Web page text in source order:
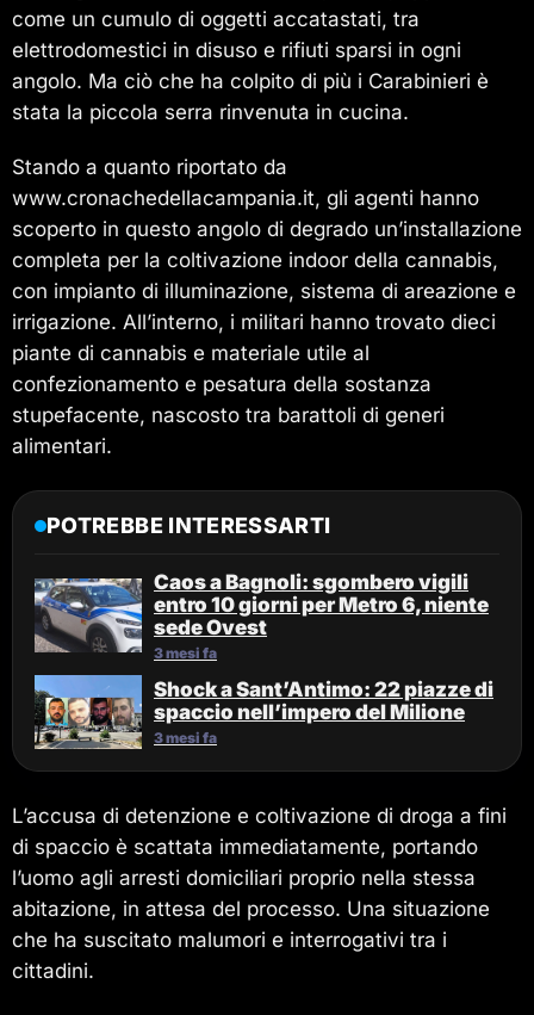
come un cumulo di oggetti accatastati, tra
elettrodomestici in disuso e rifiuti sparsi in ogni
angolo. Ma ciò che ha colpito di più i Carabinieri è
stata la piccola serra rinvenuta in cucina.
Stando a quanto riportato da
www.cronachedellacampania.it, gli agenti hanno
scoperto in questo angolo di degrado un’installazione
completa per la coltivazione indoor della cannabis,
con impianto di illuminazione, sistema di areazione e
irrigazione. All’interno, i militari hanno trovato dieci
piante di cannabis e materiale utile al
confezionamento e pesatura della sostanza
stupefacente, nascosto tra barattoli di generi
alimentari.
POTREBBE INTERESSARTI
Caos a Bagnoli: sgombero vigili
entro 10 giorni per Metro 6, niente
sede Ovest
3 mesi fa
Shock a Sant’Antimo: 22 piazze di
spaccio nell’impero del Milione
3 mesi fa
L’accusa di detenzione e coltivazione di droga a fini
di spaccio è scattata immediatamente, portando
l’uomo agli arresti domiciliari proprio nella stessa
abitazione, in attesa del processo. Una situazione
che ha suscitato malumori e interrogativi tra i
cittadini.